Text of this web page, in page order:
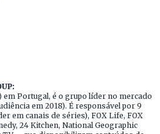
em Portugal, é o grupo líder no mercado
em 2018). É responsável por 9
em canais de séries), FOX Life, FOX
24 Kitchen, National Geographic